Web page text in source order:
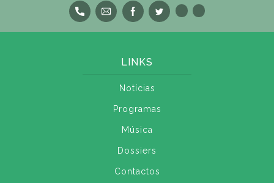
LINKS
Notícias
Programas
Música
Dossiers
Contactos